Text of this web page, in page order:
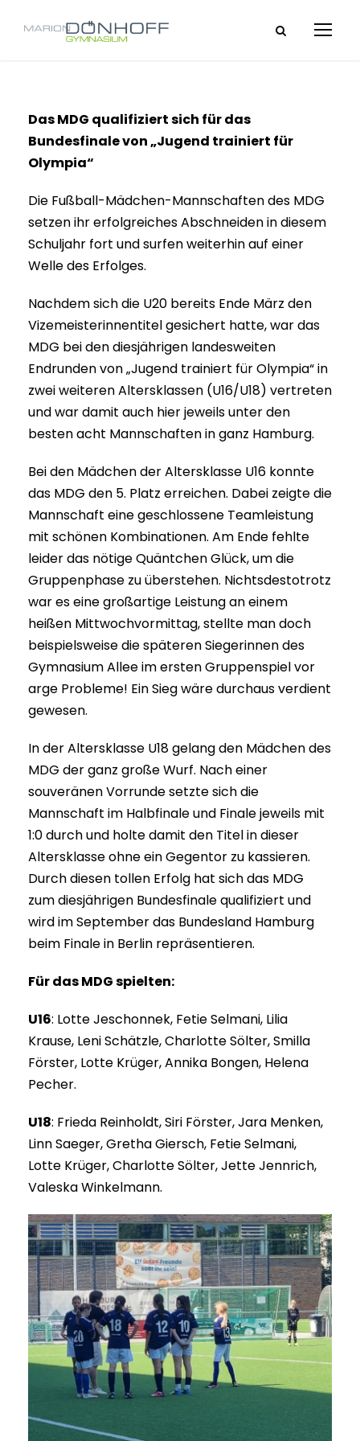
Das MDG qualifiziert sich für das
Bundesfinale von „Jugend trainiert für
Olympia“
Die Fußball-Mädchen-Mannschaften des MDG
setzen ihr erfolgreiches Abschneiden in diesem
Schuljahr fort und surfen weiterhin auf einer
Welle des Erfolges.
Nachdem sich die U20 bereits Ende März den
Vizemeisterinnentitel gesichert hatte, war das
MDG bei den diesjährigen landesweiten
Endrunden von „Jugend trainiert für Olympia“ in
zwei weiteren Altersklassen (U16/U18) vertreten
und war damit auch hier jeweils unter den
besten acht Mannschaften in ganz Hamburg.
Bei den Mädchen der Altersklasse U16 konnte
das MDG den 5. Platz erreichen. Dabei zeigte die
Mannschaft eine geschlossene Teamleistung
mit schönen Kombinationen. Am Ende fehlte
leider das nötige Quäntchen Glück, um die
Gruppenphase zu überstehen. Nichtsdestotrotz
war es eine großartige Leistung an einem
heißen Mittwochvormittag, stellte man doch
beispielsweise die späteren Siegerinnen des
Gymnasium Allee im ersten Gruppenspiel vor
arge Probleme! Ein Sieg wäre durchaus verdient
gewesen.
In der Altersklasse U18 gelang den Mädchen des
MDG der ganz große Wurf. Nach einer
souveränen Vorrunde setzte sich die
Mannschaft im Halbfinale und Finale jeweils mit
1:0 durch und holte damit den Titel in dieser
Altersklasse ohne ein Gegentor zu kassieren.
Durch diesen tollen Erfolg hat sich das MDG
zum diesjährigen Bundesfinale qualifiziert und
wird im September das Bundesland Hamburg
beim Finale in Berlin repräsentieren.
Für das MDG spielten:
U16: Lotte Jeschonnek, Fetie Selmani, Lilia
Krause, Leni Schätzle, Charlotte Sölter, Smilla
Förster, Lotte Krüger, Annika Bongen, Helena
Pecher.
U18: Frieda Reinholdt, Siri Förster, Jara Menken,
Linn Saeger, Gretha Giersch, Fetie Selmani,
Lotte Krüger, Charlotte Sölter, Jette Jennrich,
Valeska Winkelmann.